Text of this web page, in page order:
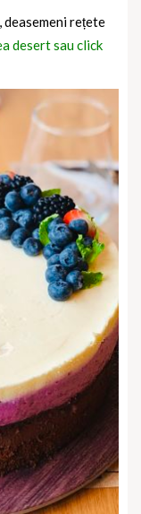
rețete
desert sau click